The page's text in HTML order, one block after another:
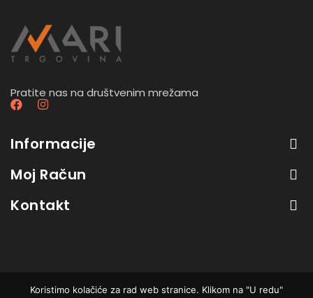
Pratite nas na društvenim mrežama
Informacije
Moj Račun
Kontakt
Koristimo kolačiće za rad web stranice. Klikom na "U redu"